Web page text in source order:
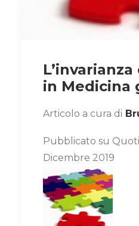
in Medicina
Articolo a cura di
Pubblicato su
Dicembre 2019